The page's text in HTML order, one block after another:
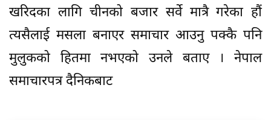
खरिदका लागि चीनको बजार सर्वे मात्रै गरेका हौं
त्यसैलाई मसला बनाएर समाचार आउनु पक्कै पनि
मुलुकको हितमा नभएको उनले बताए । नेपाल
समाचारपत्र दैनिकबाट